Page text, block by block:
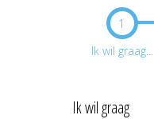
1
Ik wil graag...
Ik wil graag